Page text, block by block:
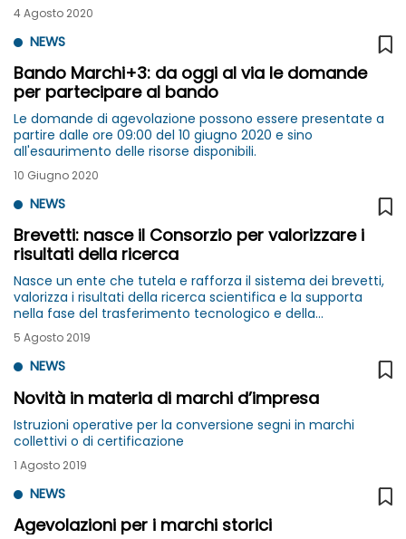
4 Agosto 2020
NEWS
Bando Marchi+3: da oggi al via le domande
per partecipare al bando
Le domande di agevolazione possono essere presentate a
partire dalle ore 09:00 del 10 giugno 2020 e sino
all'esaurimento delle risorse disponibili.
10 Giugno 2020
NEWS
Brevetti: nasce il Consorzio per valorizzare i
risultati della ricerca
Nasce un ente che tutela e rafforza il sistema dei brevetti,
valorizza i risultati della ricerca scientifica e la supporta
nella fase del trasferimento tecnologico e della
realizzazione concreta dei progetti
5 Agosto 2019
NEWS
Novità in materia di marchi d’impresa
Istruzioni operative per la conversione segni in marchi
collettivi o di certificazione
1 Agosto 2019
NEWS
Agevolazioni per i marchi storici